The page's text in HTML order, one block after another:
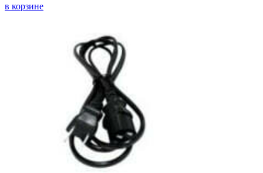
в корзине